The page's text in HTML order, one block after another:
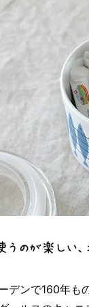
デンで160年も